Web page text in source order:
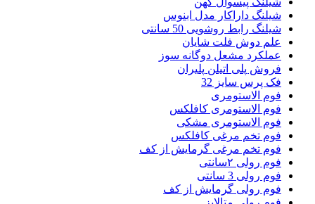
شیلنگ داراکار مدل ابنوس
شیلنگ رابط روشویی 50 سانتی
علم دوش فلت شایان
عملکرد مشعل دوگانه سوز
فروش پلی اتیلن پلیران
فک پرس سایز 32
فوم الاستومری
فوم الاستومری کافلکس
فوم الاستومری مشکی
فوم تخم مرغی کافلکس
فوم تخم مرغی گرمایش از کف
فوم رولی ۲سانتی
فوم رولی 3 سانتی
فوم رولی گرمایش از کف